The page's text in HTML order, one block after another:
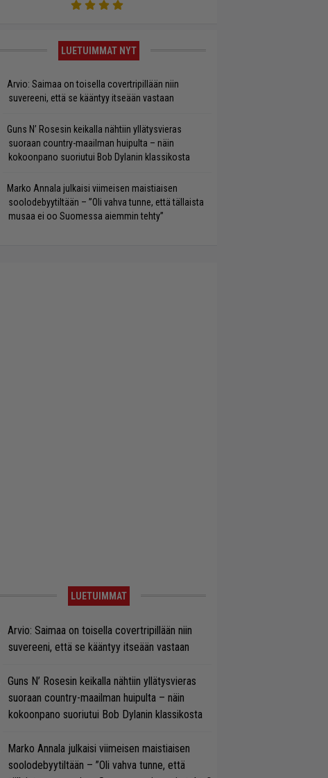
LUETUIMMAT NYT
Arvio: Saimaa on toisella covertripillään niin
suvereeni, että se kääntyy itseään vastaan
Guns N’ Rosesin keikalla nähtiin yllätysvieras
suoraan country-maailman huipulta – näin
kokoonpano suoriutui Bob Dylanin klassikosta
Marko Annala julkaisi viimeisen maistiaisen
soolodebyytiltään – ”Oli vahva tunne, että tällaista
musaa ei oo Suomessa aiemmin tehty”
LUETUIMMAT
Arvio: Saimaa on toisella covertripillään niin
suvereeni, että se kääntyy itseään vastaan
Guns N’ Rosesin keikalla nähtiin yllätysvieras
suoraan country-maailman huipulta – näin
kokoonpano suoriutui Bob Dylanin klassikosta
Marko Annala julkaisi viimeisen maistiaisen
soolodebyytiltään – ”Oli vahva tunne, että